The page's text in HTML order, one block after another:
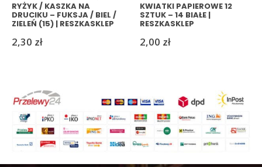
RYŻYK / KASZKA NA
DRUCIKU – FUKSJA / BIEL /
ZIELEŃ (15) | RESZKASKLEP
2,30 zł
KWIATKI PAPIEROWE 12
SZTUK – 14 BIAŁE |
RESZKASKLEP
2,00 zł